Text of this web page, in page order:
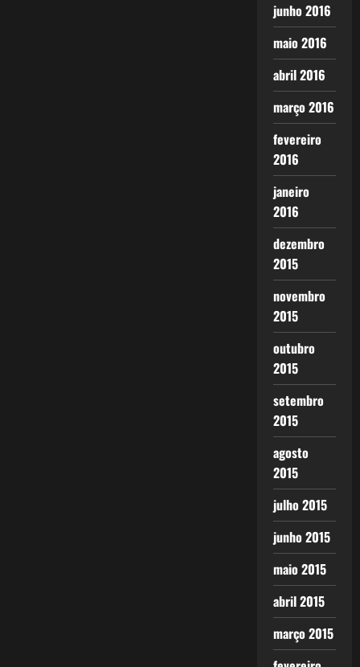
junho 2016
maio 2016
abril 2016
março 2016
fevereiro
2016
janeiro
2016
dezembro
2015
novembro
2015
outubro
2015
setembro
2015
agosto
2015
julho 2015
junho 2015
maio 2015
abril 2015
março 2015